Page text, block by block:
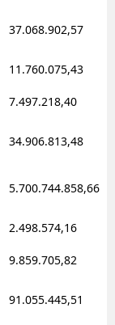
37.068.902,57
11.760.075,43
7.497.218,40
34.906.813,48
5.700.744.858,66
2.498.574,16
9.859.705,82
91.055.445,51